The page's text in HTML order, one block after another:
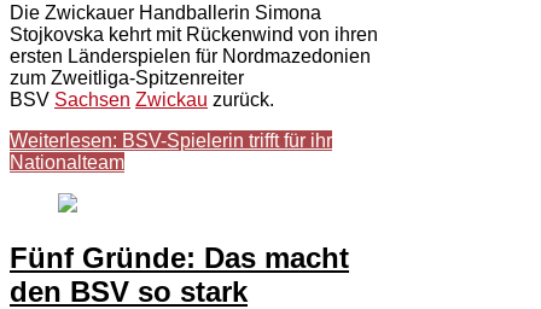
Die Zwickauer Handballerin Simona
Stojkovska kehrt mit Rückenwind von ihren
ersten Länderspielen für Nordmazedonien
zum Zweitliga-Spitzenreiter
BSV Sachsen Zwickau zurück.
Weiterlesen: BSV-Spielerin trifft für ihr
Nationalteam
Fünf Gründe: Das macht
den BSV so stark